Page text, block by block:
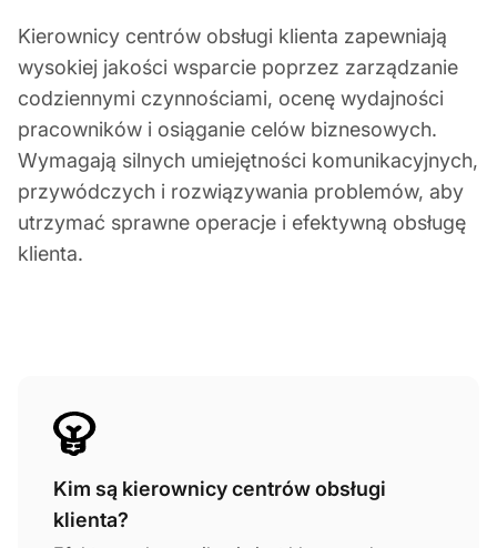
Kierownicy centrów obsługi klienta zapewniają
wysokiej jakości wsparcie poprzez zarządzanie
codziennymi czynnościami, ocenę wydajności
pracowników i osiąganie celów biznesowych.
Wymagają silnych umiejętności komunikacyjnych,
przywódczych i rozwiązywania problemów, aby
utrzymać sprawne operacje i efektywną obsługę
klienta.
Kim są kierownicy centrów obsługi
klienta?